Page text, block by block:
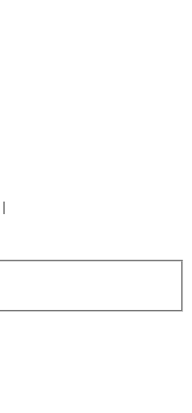
|